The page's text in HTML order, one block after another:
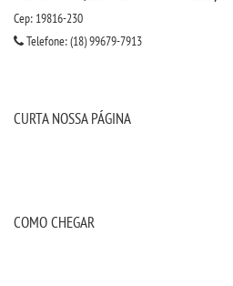
CONTATO
Cep: 19816-230
Telefone: (18) 99679-7913
CURTA NOSSA PÁGINA
COMO CHEGAR